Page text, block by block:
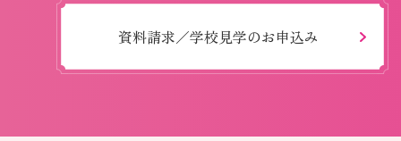
資料請求／学校見学のお申込み